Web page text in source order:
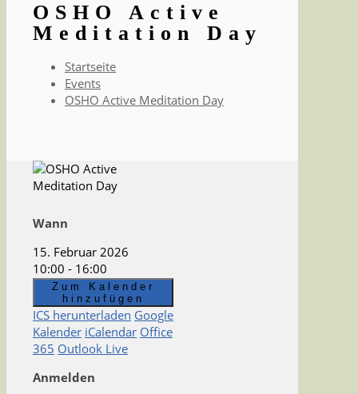
OSHO Active
Meditation Day
Startseite
Events
OSHO Active Meditation Day
Wann
15. Februar 2026
10:00 - 16:00
Zum Kalender
hinzufügen
ICS herunterladen Google
Kalender iCalendar Office
365 Outlook Live
Anmelden